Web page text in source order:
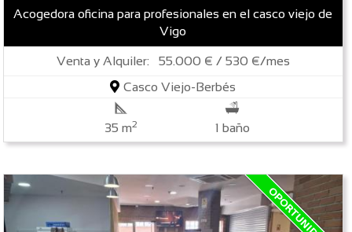
Acogedora oficina para profesionales en el casco viejo de
Vigo
Venta y Alquiler: 55.000 € / 530 €/mes
Casco Viejo-Berbés
35 m2 1 baño